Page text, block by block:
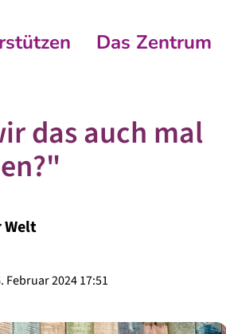
Das Zentrum
das auch mal
Welt
2024 17:51